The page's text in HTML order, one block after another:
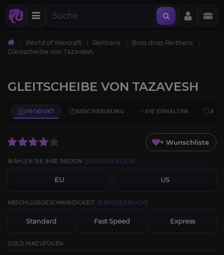
World of Warcraft Reittiere
Boss drop Reittiere
Gleitscheibe von Tazavesh
GLEITSCHEIBE VON TAZAVESH
PRODUKT BESCHREIBUNG SIE ERHALTEN
+ Wunschliste
WÄHLEN SIE IHRE REGION [ERFORDERLICH]
EU US
ABSCHLUSSGESCHWINDIGKEIT [ERFORDERLICH]
Standard Fast Speed Express
GOLD HINZUFÜGEN